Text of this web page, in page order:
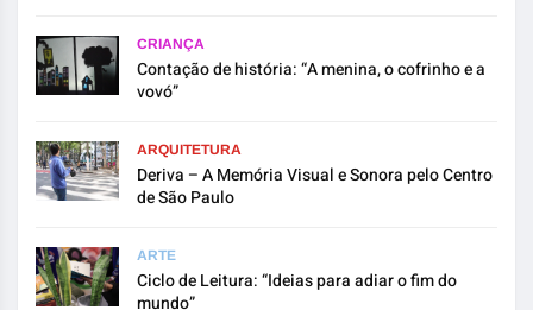
CRIANÇA
Contação de história: “A menina, o cofrinho e a
vovó”
ARQUITETURA
Deriva – A Memória Visual e Sonora pelo Centro
de São Paulo
ARTE
Ciclo de Leitura: “Ideias para adiar o fim do
mundo”